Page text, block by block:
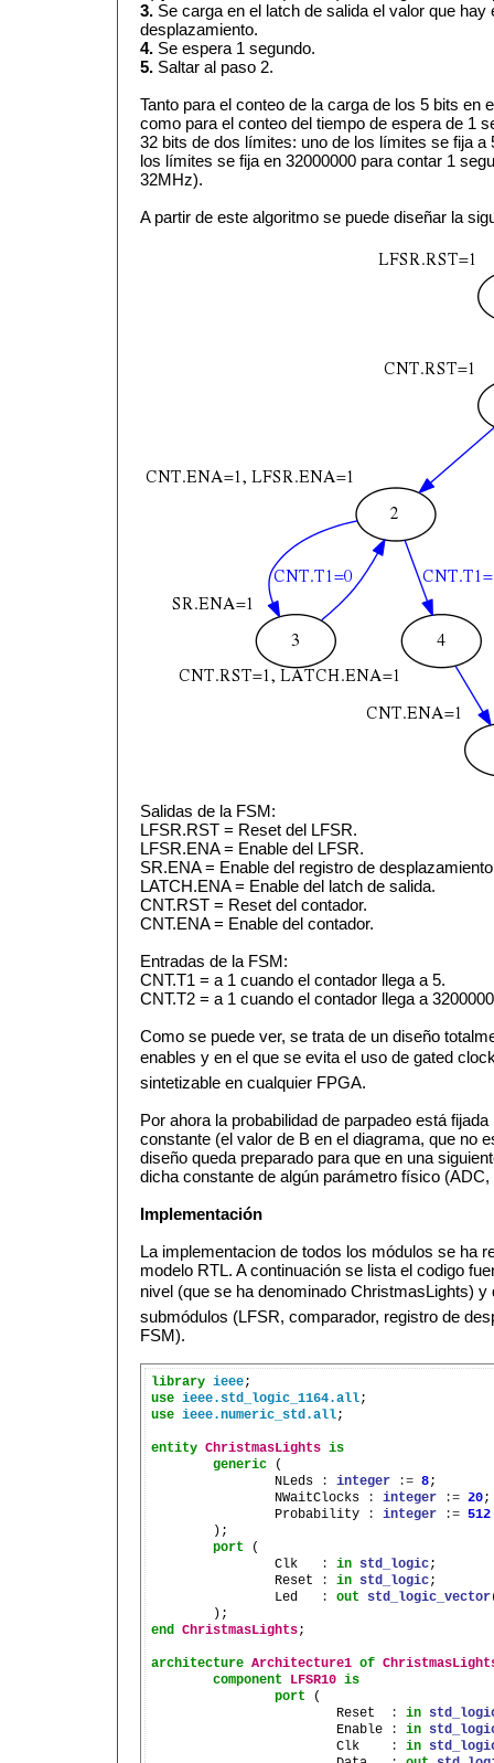
3. Se carga en el latch de salida el valor que hay
desplazamiento.
4. Se espera 1 segundo.
5. Saltar al paso 2.
Tanto para el conteo de la carga de los 5 bits en
como para el conteo del tiempo de espera de 1
32 bits de dos límites: uno de los límites se fija
los límites se fija en 32000000 para contar 1
32MHz).
A partir de este algoritmo se puede diseñar la
Salidas de la FSM:
LFSR.RST = Reset del LFSR.
LFSR.ENA = Enable del LFSR.
SR.ENA = Enable del registro de
LATCH.ENA = Enable del latch de salida.
CNT.RST = Reset del contador.
CNT.ENA = Enable del contador.
Entradas de la FSM:
CNT.T1 = a 1 cuando el contador llega a 5.
CNT.T2 = a 1 cuando el contador llega a
Como se puede ver, se trata de un diseño
enables y en el que se evita el uso de gated
sintetizable en cualquier FPGA.
Por ahora la probabilidad de parpadeo está
constante (el valor de B en el diagrama, que no
diseño queda preparado para que en una
dicha constante de algún parámetro físico
Implementación
La implementacion de todos los módulos se ha
modelo RTL. A continuación se lista el codigo
nivel (que se ha denominado ChristmasLights)
submódulos (LFSR, comparador, registro de
FSM).
library ieee
use ieee.std_logic_1164.all
use ieee.numeric_std.all;
entity ChristmasLights is
generic (
		NLeds
: integer := 8;
		NWaitClocks
: integer := 20
		Probability
: integer := 512
port (
		Clk
: in std_logic;
		Reset
: in std_logic;
		Led
: out std_logic_vector
end
ChristmasLights;
architecture Architecture1 of
component
LFSR10 is
port (
			Reset
: in
			Enable
: in
			Clk
: in